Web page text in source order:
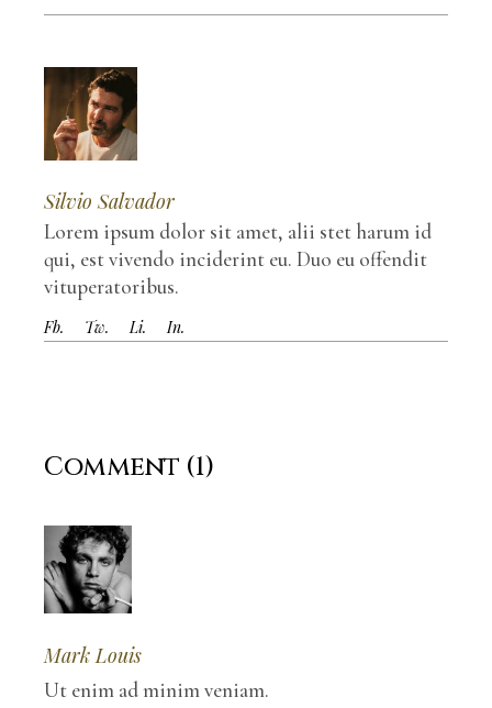
Silvio Salvador
Lorem ipsum dolor sit amet, alii stet harum id
qui, est vivendo inciderint eu. Duo eu offendit
vituperatoribus.
Fb. Tw. Li. In.
Comment (1)
Mark Louis
Ut enim ad minim veniam.